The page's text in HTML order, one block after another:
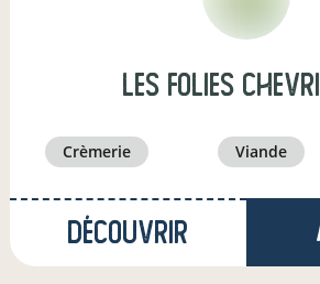
les folies
crèmerie viande
Découvrir